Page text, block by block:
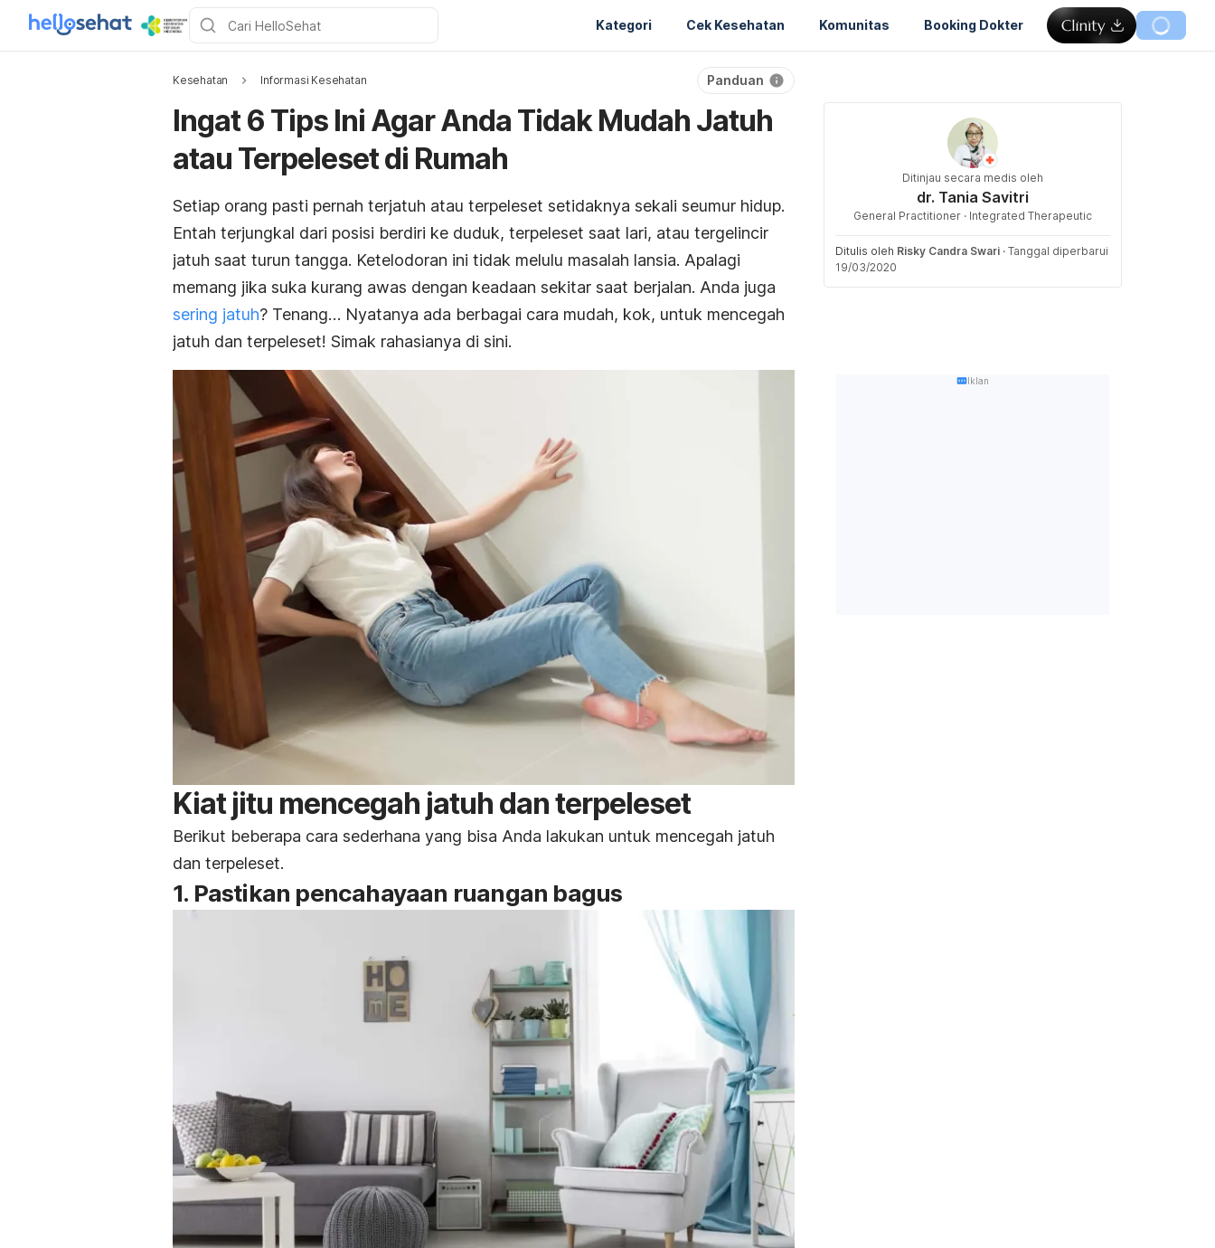
Kategori Cek Kesehatan Komunitas Booking Dokter
Kesehatan Informasi Kesehatan Panduan
Ingat 6 Tips Ini Agar Anda Tidak Mudah Jatuh
atau Terpeleset di Rumah
Setiap orang pasti pernah terjatuh atau terpeleset setidaknya sekali seumur hidup.
Entah terjungkal dari posisi berdiri ke duduk, terpeleset saat lari, atau tergelincir
jatuh saat turun tangga. Ketelodoran ini tidak melulu masalah lansia. Apalagi
memang jika suka kurang awas dengan keadaan sekitar saat berjalan. Anda juga
sering jatuh? Tenang… Nyatanya ada berbagai cara mudah, kok, untuk mencegah
jatuh dan terpeleset! Simak rahasianya di sini.
Kiat jitu mencegah jatuh dan terpeleset
Berikut beberapa cara sederhana yang bisa Anda lakukan untuk mencegah jatuh
dan terpeleset.
1. Pastikan pencahayaan ruangan bagus
Ditinjau secara medis oleh
dr. Tania Savitri
General Practitioner · Integrated Therapeutic
Ditulis oleh Risky Candra Swari · Tanggal diperbarui
19/03/2020
Iklan